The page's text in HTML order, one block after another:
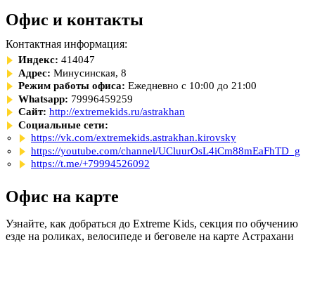
Офис и контакты
Контактная информация:
Индекс: 414047
Адрес: Минусинская, 8
Режим работы офиса: Ежедневно с 10:00 до 21:00
Whatsapp: 79996459259
Сайт: http://extremekids.ru/astrakhan
Социальные сети:
https://vk.com/extremekids.astrakhan.kirovsky
https://youtube.com/channel/UCluurOsL4iCm88mEaFhTD_g
https://t.me/+79994526092
Офис на карте
Узнайте, как добраться до Extreme Kids, секция по обучению
езде на роликах, велосипеде и беговеле на карте Астрахани